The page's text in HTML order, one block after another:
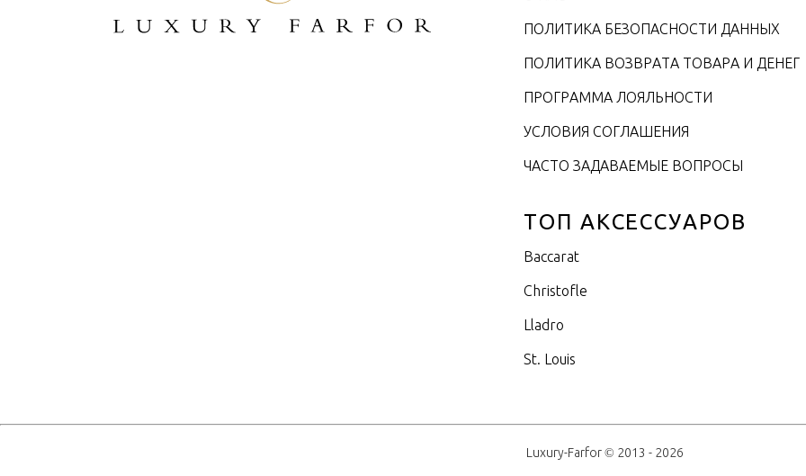
ПОЛИТИКА БЕЗОПАСНОСТИ ДАННЫХ
ПОЛИТИКА ВОЗВРАТА ТОВАРА И ДЕНЕГ
ПРОГРАММА ЛОЯЛЬНОСТИ
УСЛОВИЯ СОГЛАШЕНИЯ
ЧАСТО ЗАДАВАЕМЫЕ ВОПРОСЫ
ТОП АКСЕССУАРОВ
Baccarat
Christofle
Lladro
St. Louis
Luxury-Farfor © 2013 - 2026